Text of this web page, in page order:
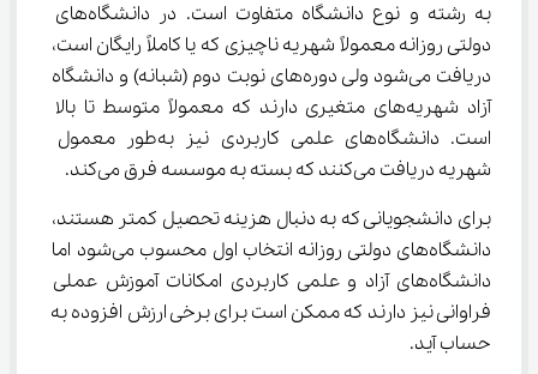
به رشته و نوع دانشگاه متفاوت است. در دانشگاه‌های
دولتی روزانه معمولاً شهریه ناچیزی که یا کاملاً رایگان است،
دریافت می‌شود ولی دوره‌های نوبت دوم (شبانه) و دانشگاه
آزاد شهریه‌های متغیری دارند که معمولاً متوسط تا بالا
است. دانشگاه‌های علمی کاربردی نیز به‌طور معمول
شهریه دریافت می‌کنند که بسته به موسسه فرق می‌کند.
برای دانشجویانی که به دنبال هزینه تحصیل کمتر هستند،
دانشگاه‌های دولتی روزانه انتخاب اول محسوب می‌شود اما
دانشگاه‌های آزاد و علمی کاربردی امکانات آموزش عملی
فراوانی نیز دارند که ممکن است برای برخی ارزش افزوده به
حساب آید.